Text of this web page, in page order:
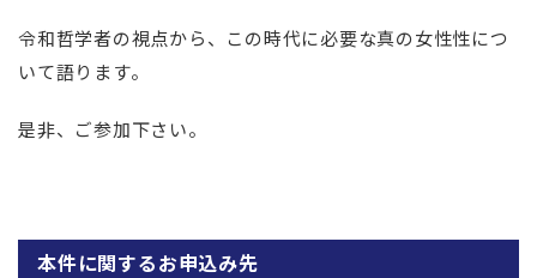
令和哲学者の視点から、この時代に必要な真の女性性につ
いて語ります。
是非、ご参加下さい。
本件に関するお申込み先